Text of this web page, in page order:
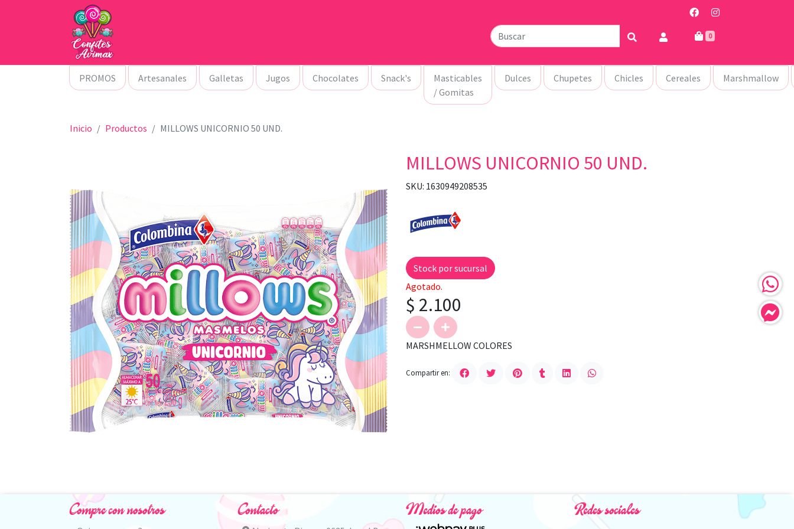
0
PROMOS Artesanales Galletas Jugos Chocolates Snack's
Masticables
/ Gomitas
Dulces Chupetes Chicles Cereales Marshmallow
Inicio Productos MILLOWS UNICORNIO 50 UND.
MILLOWS UNICORNIO 50 UND.
SKU: 1630949208535
Stock por sucursal
Agotado.
$ 2.100
MARSHMELLOW COLORES
Compartir en:
Compre con nosotros Contacto Medios de pago Redes sociales